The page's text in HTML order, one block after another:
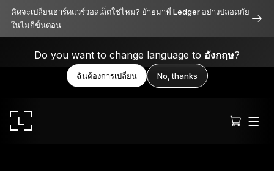
คิดจะเปลี่ยนฮาร์ดแวร์วอลเล็ตใช่ไหม? ย้ายมาที่ Ledger อย่างปลอดภัย
ในไม่กี่ขั้นตอน
Do you want to change language to อังกฤษ?
ฉันต้องการเปลี่ยน No, thanks